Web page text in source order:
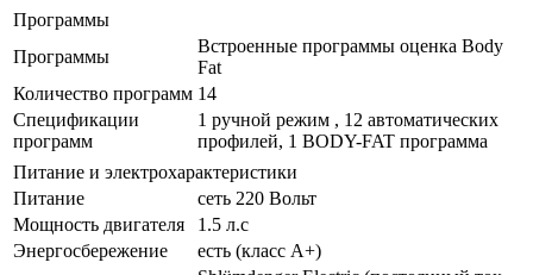
Программы
Программы
Встроенные программы оценка Body
Fat
Количество программ 14
Спецификации
программ
1 ручной режим , 12 автоматических
профилей, 1 BODY-FAT программа
Питание и электрохарактеристики
Питание
сеть 220 Вольт
Мощность двигателя
1.5 л.с
Энергосбережение
есть (класс А+)